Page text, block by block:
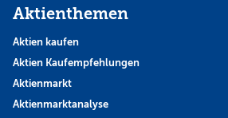
Aktienthemen
Aktien kaufen
Aktien Kaufempfehlungen
Aktienmarkt
Aktienmarktanalyse